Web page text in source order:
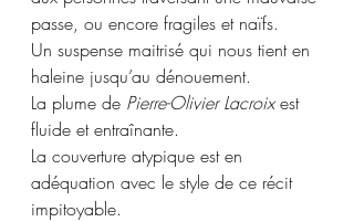
passe, ou encore fragiles et naïfs.
Un suspense maitrisé qui nous tient en
haleine jusqu’au dénouement.
La plume de Pierre-Olivier Lacroix est
fluide et entraînante.
La couverture atypique est en
adéquation avec le style de ce récit
impitoyable.